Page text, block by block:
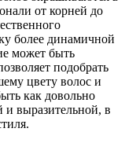
от корней до
более динамичной
может быть
подобрать
цвету волос и
как довольно
и выразительной, в